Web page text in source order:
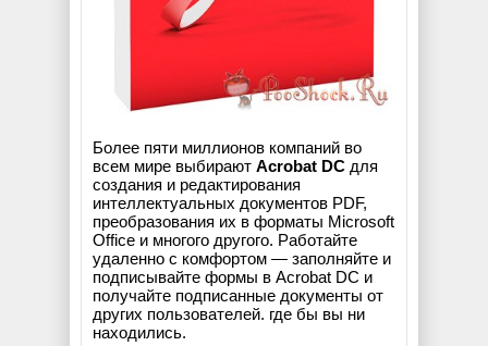
Более пяти миллионов компаний во
всем мире выбирают Acrobat DC для
создания и редактирования
интеллектуальных документов PDF,
преобразования их в форматы Microsoft
Office и многого другого. Работайте
удаленно с комфортом — заполняйте и
подписывайте формы в Acrobat DC и
получайте подписанные документы от
других пользователей. где бы вы ни
находились.